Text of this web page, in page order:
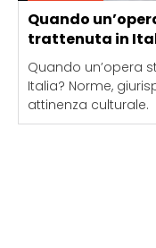
Quando
trattenuta in
Quando un’opera
Italia? Norme,
attinenza culturale.